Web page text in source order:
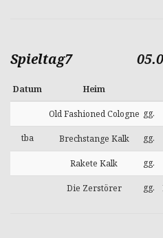
Spieltag7
Datum Heim
Old Fashioned Cologne gg.
tba Brechstange Kalk gg.
Rakete Kalk gg.
Die Zerstörer gg.